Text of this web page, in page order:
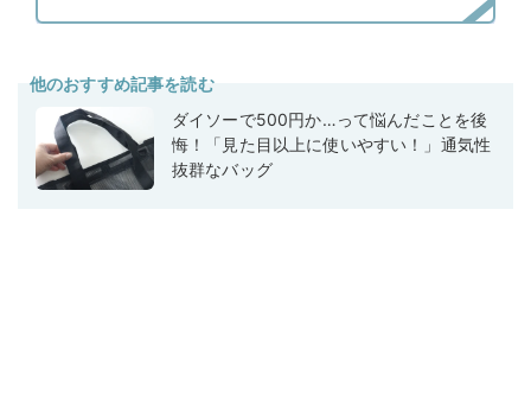
他のおすすめ記事を読む
ダイソーで500円か…って悩んだことを後
悔！「見た目以上に使いやすい！」通気性
抜群なバッグ